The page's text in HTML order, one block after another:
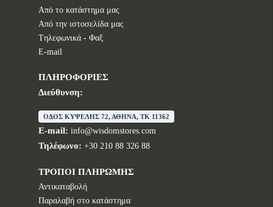
Από το κατάστημα μας
Από την ιστοσελίδα μας
Tηλεφωνικά - Φαξ
E-mail
ΠΛΗΡΟΦΟΡΙΕΣ
Διεύθυνση:
ΟΔΟΣ ΚΥΨΕΛΗΣ 72, ΑΘΗΝΑ, TK 11362
E-mail: info@wisdomstores.com
Τηλέφωνο: +30 210 88 326 88
ΤΡΟΠΟΙ ΠΛΗΡΩΜΗΣ
Αντικαταβολή
Παραλαβή στο κατάστημα